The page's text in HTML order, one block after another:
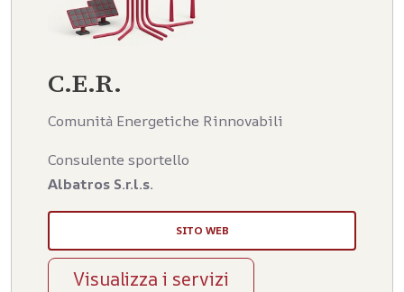
C.E.R.
Comunità Energetiche Rinnovabili
Consulente sportello
Albatros S.r.l.s.
SITO WEB
Visualizza i servizi